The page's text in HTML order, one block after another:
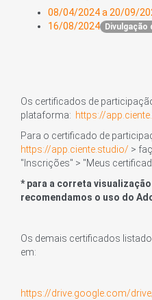
08/04/2024 a 20/09/
16/08/2024
Os certificados de
plataforma: https://
Para o certificado de
https://app.ciente.studio/ >
"Inscrições" > "Meus
* para a correta
recomendamos o uso do
Os demais certificados
em:
https://drive.google.com/